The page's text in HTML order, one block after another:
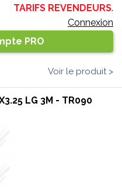
TARIFS REVENDEURS.
Connexion
PRO
Voir le produit >
LG 3M - TR090